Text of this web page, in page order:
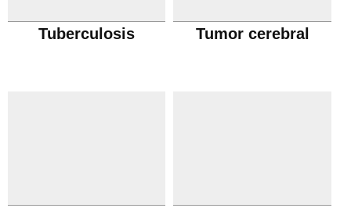
Tuberculosis Tumor cerebral